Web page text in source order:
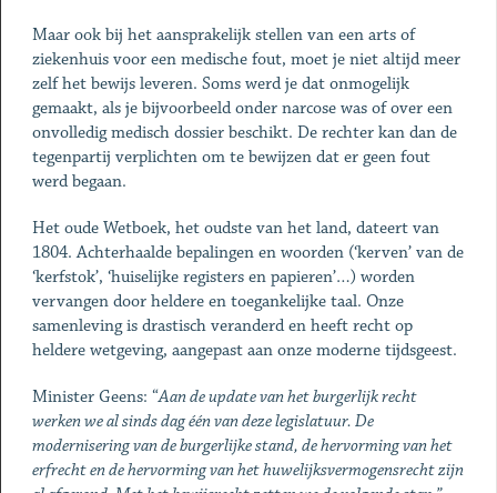
Maar ook bij het aansprakelijk stellen van een arts of
ziekenhuis voor een medische fout, moet je niet altijd meer
zelf het bewijs leveren. Soms werd je dat onmogelijk
gemaakt, als je bijvoorbeeld onder narcose was of over een
onvolledig medisch dossier beschikt. De rechter kan dan de
tegenpartij verplichten om te bewijzen dat er geen fout
werd begaan.
Het oude Wetboek, het oudste van het land, dateert van
1804. Achterhaalde bepalingen en woorden (‘kerven’ van de
‘kerfstok’, ‘huiselijke registers en papieren’…) worden
vervangen door heldere en toegankelijke taal. Onze
samenleving is drastisch veranderd en heeft recht op
heldere wetgeving, aangepast aan onze moderne tijdsgeest.
Minister Geens: “Aan de update van het burgerlijk recht
werken we al sinds dag één van deze legislatuur. De
modernisering van de burgerlijke stand, de hervorming van het
erfrecht en de hervorming van het huwelijksvermogensrecht zijn